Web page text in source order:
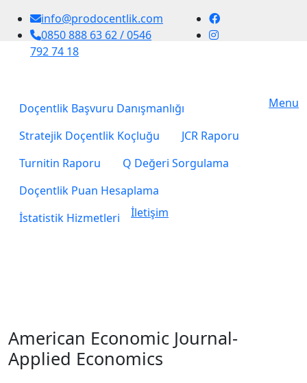
info@prodocentlik.com
0850 888 63 62 / 0546
792 74 18
Doçentlik Başvuru Danışmanlığı
Stratejik Doçentlik Koçluğu
JCR Raporu
Turnitin Raporu
Q Değeri Sorgulama
Doçentlik Puan Hesaplama
İstatistik Hizmetleri
İletişim
Menu
American Economic Journal-
Applied Economics